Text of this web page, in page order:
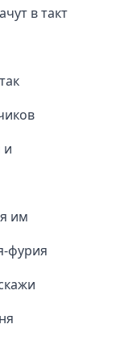
в такт
и
им
фурия